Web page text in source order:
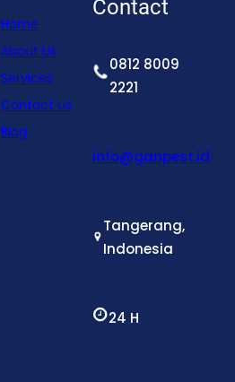
Home
About Us
Services
Contact Us
Blog
Contact
0812 8009
2221
info@ganpest.id
Tangerang,
Indonesia
24 H